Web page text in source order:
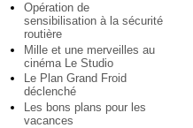
Opération de
sensibilisation à la sécurité
routière
Mille et une merveilles au
cinéma Le Studio
Le Plan Grand Froid
déclenché
Les bons plans pour les
vacances